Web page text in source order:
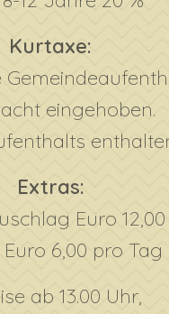
Kurtaxe:
eingehoben.
Extras:
Euro
6,00 pro Tag
ab 13.00 Uhr,